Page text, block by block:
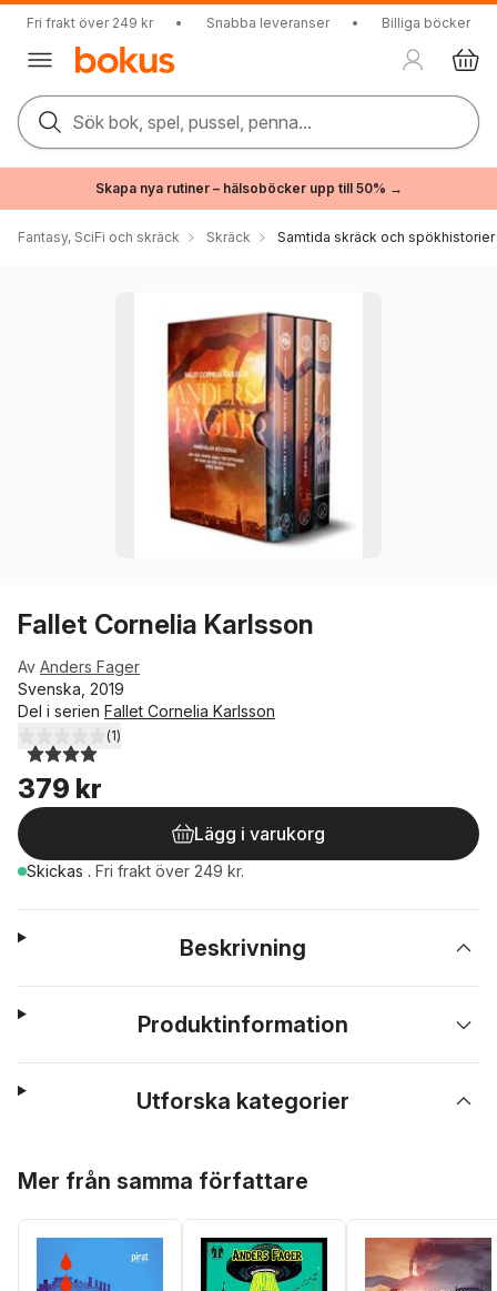
Fri frakt över 249 kr • Snabba leveranser • Billiga böcker
Sök bok, spel, pussel, penna...
Skapa nya rutiner – hälsoböcker upp till 50% →
Fantasy, SciFi och skräck Skräck Samtida skräck och spökhistorier
Fallet Cornelia Karlsson
Av Anders Fager
Svenska, 2019
Del i serien Fallet Cornelia Karlsson
4,0utav 5 stjärnor. Totalt antal röster:
(1)
379 kr
Lägg i varukorg
Skickas . Fri frakt över 249 kr.
Beskrivning
Produktinformation
Utforska kategorier
Mer från samma författare